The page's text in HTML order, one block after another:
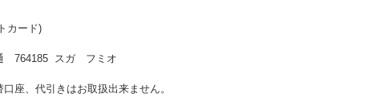
カード)
764185 スガ フミオ
座、代引きはお取扱出来ません。